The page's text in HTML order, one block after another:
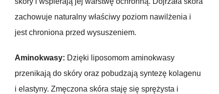
zachowuje naturalny właściwy poziom nawilżenia i
jest chroniona przed wysuszeniem.
Aminokwasy: Dzięki liposomom aminokwasy
przenikają do skóry oraz pobudzają syntezę kolagenu
i elastyny. Zmęczona skóra staję się sprężysta i